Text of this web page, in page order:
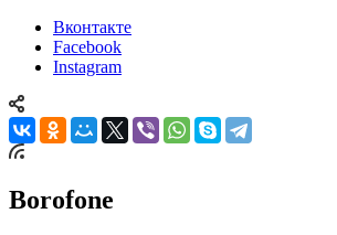
Вконтакте
Facebook
Instagram
Borofone